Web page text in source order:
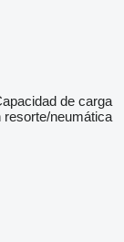
de carga
resorte/neumática